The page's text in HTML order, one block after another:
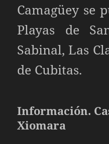
Camagüey se
Playas de
Sabinal, Las
de Cubitas.
Información.
Xiomara